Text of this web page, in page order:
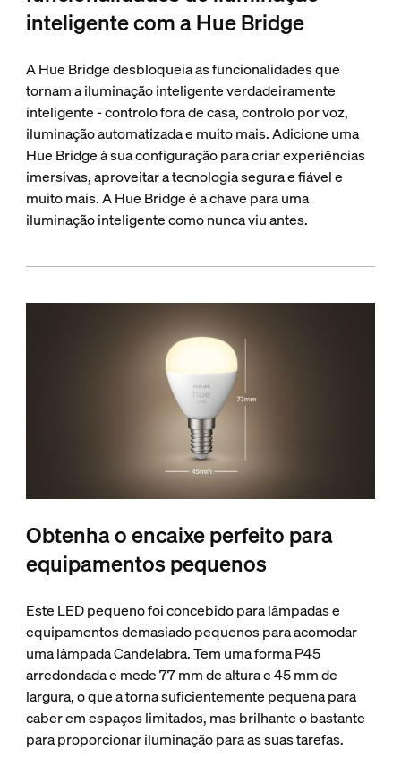
inteligente com a Hue Bridge
A Hue Bridge desbloqueia as funcionalidades que
tornam a iluminação inteligente verdadeiramente
inteligente - controlo fora de casa, controlo por voz,
iluminação automatizada e muito mais. Adicione uma
Hue Bridge à sua configuração para criar experiências
imersivas, aproveitar a tecnologia segura e fiável e
muito mais. A Hue Bridge é a chave para uma
iluminação inteligente como nunca viu antes.
Obtenha o encaixe perfeito para
equipamentos pequenos
Este LED pequeno foi concebido para lâmpadas e
equipamentos demasiado pequenos para acomodar
uma lâmpada Candelabra. Tem uma forma P45
arredondada e mede 77 mm de altura e 45 mm de
largura, o que a torna suficientemente pequena para
caber em espaços limitados, mas brilhante o bastante
para proporcionar iluminação para as suas tarefas.